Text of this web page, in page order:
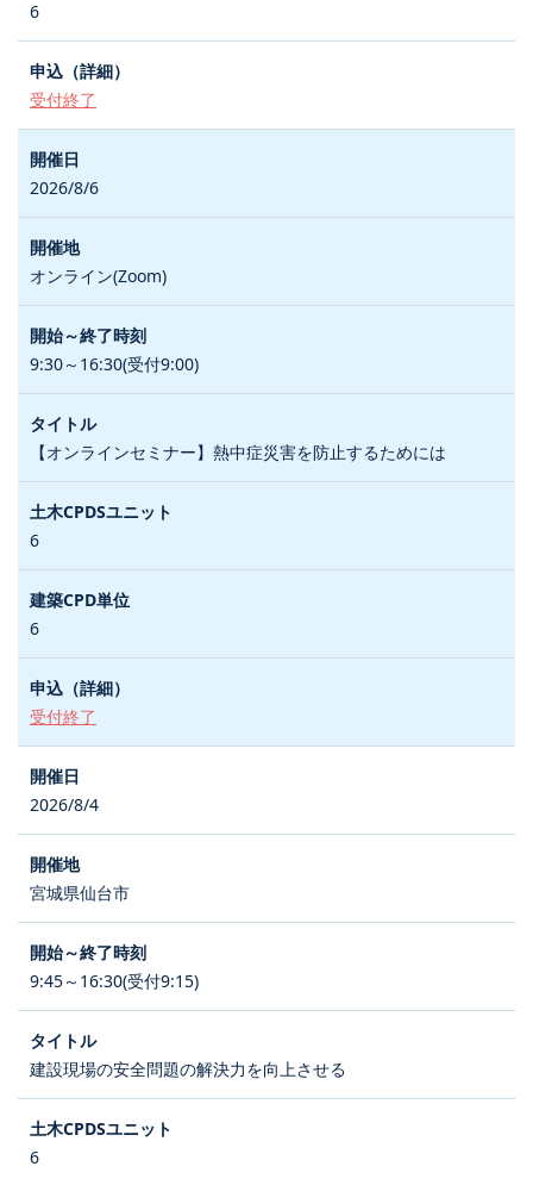
6
受付終了
2026/8/6
オンライン(Zoom)
9:30～16:30(受付9:00)
【オンラインセミナー】熱中症災害を防止するためには
6
6
受付終了
2026/8/4
宮城県仙台市
9:45～16:30(受付9:15)
建設現場の安全問題の解決力を向上させる
6